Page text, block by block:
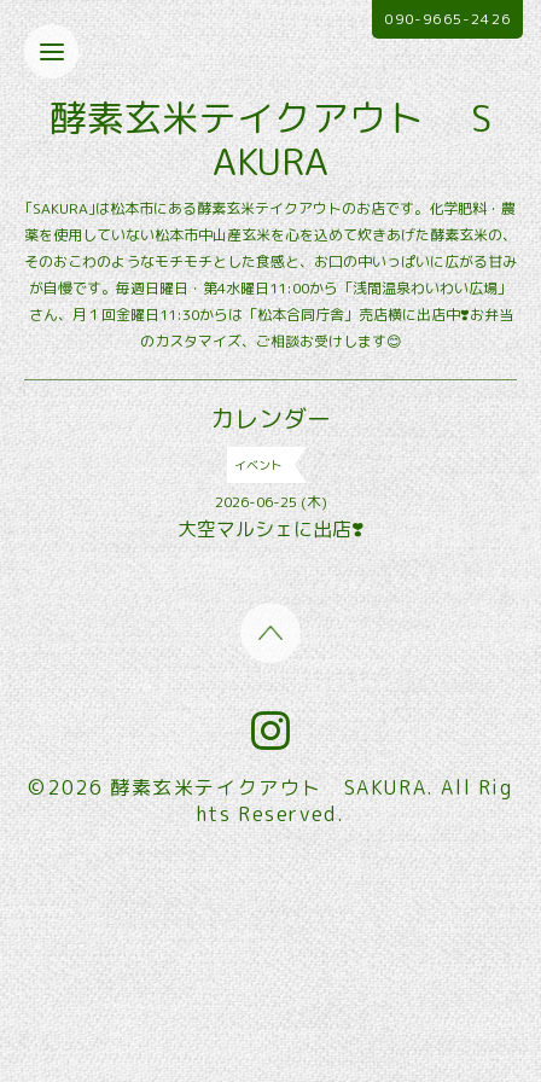
酵素玄米テイクアウト S
AKURA
｢SAKURA｣は松本市にある酵素玄米テイクアウトのお店です。化学肥料・農
薬を使用していない松本市中山産玄米を心を込めて炊きあげた酵素玄米の、
そのおこわのようなモチモチとした食感と、お口の中いっぱいに広がる甘み
が自慢です。毎週日曜日・第4水曜日11:00から「浅間温泉わいわい広場」
さん、月１回金曜日11:30からは「松本合同庁舎」売店横に出店中❣️お弁当
のカスタマイズ、ご相談お受けします😊
090-9665-2426
カレンダー
イベント
2026-06-25 (木)
大空マルシェに出店❣️
©2026 酵素玄米テイクアウト SAKURA. All Rig
hts Reserved.